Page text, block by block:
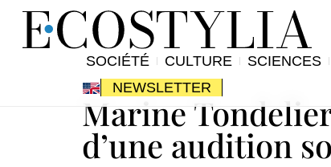
SOCIÉTÉ CULTURE SCIENCES
NEWSLETTER
Marine
d’une audition